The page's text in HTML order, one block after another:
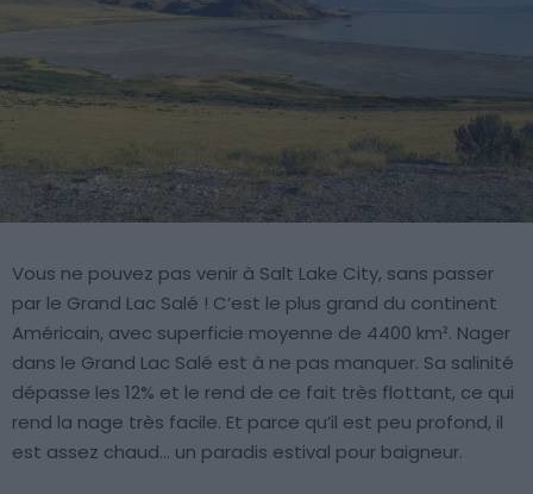
Vous ne pouvez pas venir à Salt Lake City, sans passer
par le Grand Lac Salé ! C’est le plus grand du continent
Américain, avec superficie moyenne de 4400 km². Nager
dans le Grand Lac Salé est à ne pas manquer. Sa salinité
dépasse les 12% et le rend de ce fait très flottant, ce qui
rend la nage très facile. Et parce qu’il est peu profond, il
est assez chaud… un paradis estival pour baigneur.